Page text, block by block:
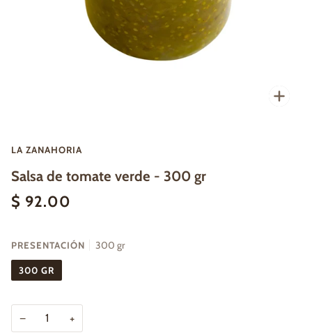
LA ZANAHORIA
Salsa de tomate verde - 300 gr
$ 92.00
PRESENTACIÓN 300 gr
300 GR
− +